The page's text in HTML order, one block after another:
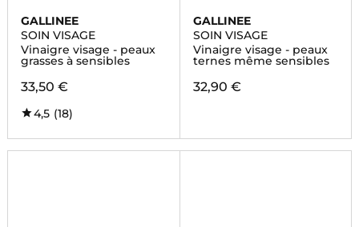
GALLINEE
SOIN VISAGE
Vinaigre visage - peaux
grasses à sensibles
33,50 €
4,5 (18)
GALLINEE
SOIN VISAGE
Vinaigre visage - peaux
ternes même sensibles
32,90 €